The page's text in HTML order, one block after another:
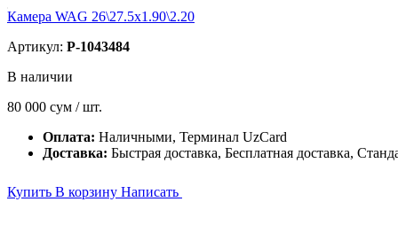
Камера WAG 26\27.5x1.90\2.20
Артикул: P-1043484
В наличии
80 000 сум / шт.
Оплата: Наличными, Терминал UzCard
Доставка: Быстрая доставка, Бесплатная доставка,
Купить В корзину Написать